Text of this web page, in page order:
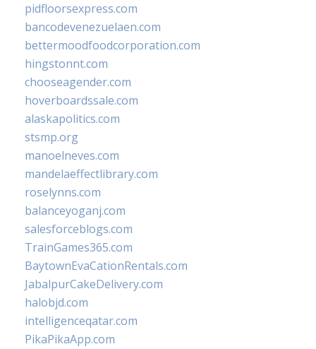
pidfloorsexpress.com
bancodevenezuelaen.com
bettermoodfoodcorporation.com
hingstonnt.com
chooseagender.com
hoverboardssale.com
alaskapolitics.com
stsmp.org
manoelneves.com
mandelaeffectlibrary.com
roselynns.com
balanceyoganj.com
salesforceblogs.com
TrainGames365.com
BaytownEvaCationRentals.com
JabalpurCakeDelivery.com
halobjd.com
intelligenceqatar.com
PikaPikaApp.com